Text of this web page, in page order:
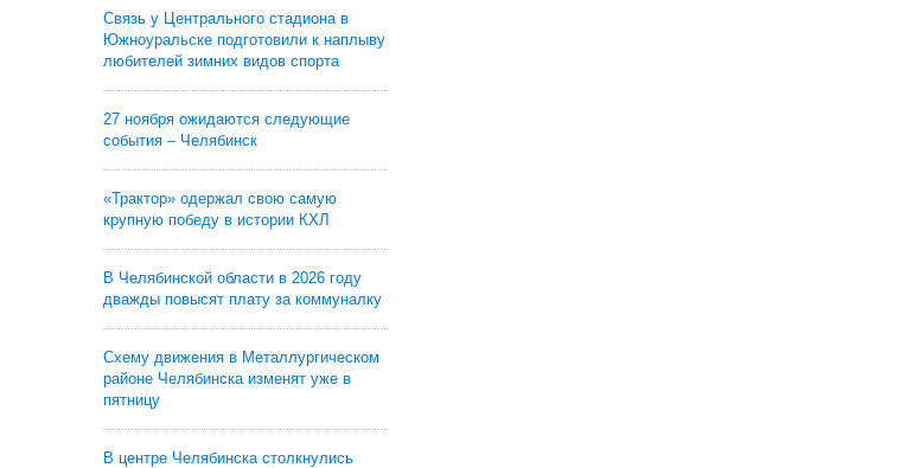
Связь у Центрального стадиона в
Южноуральске подготовили к наплыву
любителей зимних видов спорта
27 ноября ожидаются следующие
события – Челябинск
«Трактор» одержал свою самую
крупную победу в истории КХЛ
В Челябинской области в 2026 году
дважды повысят плату за коммуналку
Схему движения в Металлургическом
районе Челябинска изменят уже в
пятницу
В центре Челябинска столкнулись